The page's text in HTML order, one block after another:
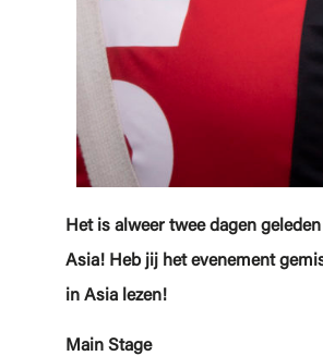
Het is alweer twee dagen
Asia! Heb jij het evenement
in Asia lezen!
Main Stage